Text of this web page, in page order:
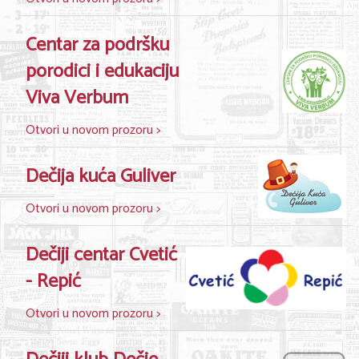
KONTAKT
O NAMA
Centar za podršku
porodici i edukaciju
Viva Verbum
Otvori u novom prozoru >
Dečija kuća Guliver
Otvori u novom prozoru >
Dečiji centar Cvetić
- Repić
Otvori u novom prozoru >